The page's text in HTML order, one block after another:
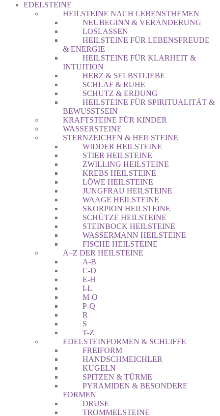
EDELSTEINE
HEILSTEINE NACH LEBENSTHEMEN
NEUBEGINN & VERÄNDERUNG
LOSLASSEN
HEILSTEINE FÜR LEBENSFREUDE
& ENERGIE
HEILSTEINE FÜR KLARHEIT &
INTUITION
HERZ & SELBSTLIEBE
SCHLAF & RUHE
SCHUTZ & ERDUNG
HEILSTEINE FÜR SPIRITUALITÄT &
BEWUSSTSEIN
KRAFTSTEINE FÜR KINDER
WASSERSTEINE
STERNZEICHEN & HEILSTEINE
WIDDER HEILSTEINE
STIER HEILSTEINE
ZWILLING HEILSTEINE
KREBS HEILSTEINE
LÖWE HEILSTEINE
JUNGFRAU HEILSTEINE
WAAGE HEILSTEINE
SKORPION HEILSTEINE
SCHÜTZE HEILSTEINE
STEINBOCK HEILSTEINE
WASSERMANN HEILSTEINE
FISCHE HEILSTEINE
A–Z DER HEILSTEINE
A-B
C-D
E-H
I-L
M-O
P-Q
R
S
T-Z
EDELSTEINFORMEN & SCHLIFFE
FREIFORM
HANDSCHMEICHLER
KUGELN
SPITZEN & TÜRME
PYRAMIDEN & BESONDERE
FORMEN
DRUSE
TROMMELSTEINE